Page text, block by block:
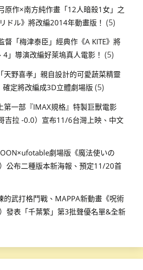
原作×南方純作畫「12人暗殺1女」之
ドル》將改編2014年動畫版！ (5)
督「梅津泰臣」經典作《A KITE》將
」導演改編好萊塢真人電影！ (5)
野喜孝」親自設計的可愛蔬菜精靈
確定將改編成3D立體劇場版 (5)
第一部『IMAX規格』特製巨獸電影
吉拉 -0.0）宣布11/6台灣上映、中文
劇場版《魔法使いの
公布二種版本新海報、預定11/20首
的武打格鬥戰、MAPPA新動畫《呪術
發表「千葉繁」第3批聲優名單&全新